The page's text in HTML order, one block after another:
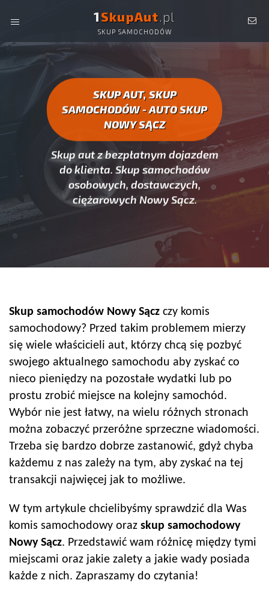
1SkupAut.pl
SKUP SAMOCHODÓW
AUTO SKUP NOWY SĄCZ -
SAMOCHODÓW NOWY SĄCZ
SKUP AUT, SKUP
SAMOCHODÓW - AUTO SKUP
NOWY SĄCZ
Skup aut z bezpłatnym dojazdem
do klienta. Skup samochodów
osobowych, dostawczych,
ciężarowych Nowy Sącz.
Skup samochodów Nowy Sącz czy komis
samochodowy? Przed takim problemem mierzy
się wiele właścicieli aut, którzy chcą się pozbyć
swojego aktualnego samochodu aby zyskać co
nieco pieniędzy na pozostałe wydatki lub po
prostu zrobić miejsce na kolejny samochód.
Wybór nie jest łatwy, na wielu różnych stronach
można zobaczyć przeróżne sprzeczne wiadomości.
Trzeba się bardzo dobrze zastanowić, gdyż chyba
każdemu z nas zależy na tym, aby zyskać na tej
transakcji najwięcej jak to możliwe.
W tym artykule chcielibyśmy sprawdzić dla Was
komis samochodowy oraz skup samochodowy
Nowy Sącz. Przedstawić wam różnicę między tymi
miejscami oraz jakie zalety a jakie wady posiada
każde z nich. Zapraszamy do czytania!